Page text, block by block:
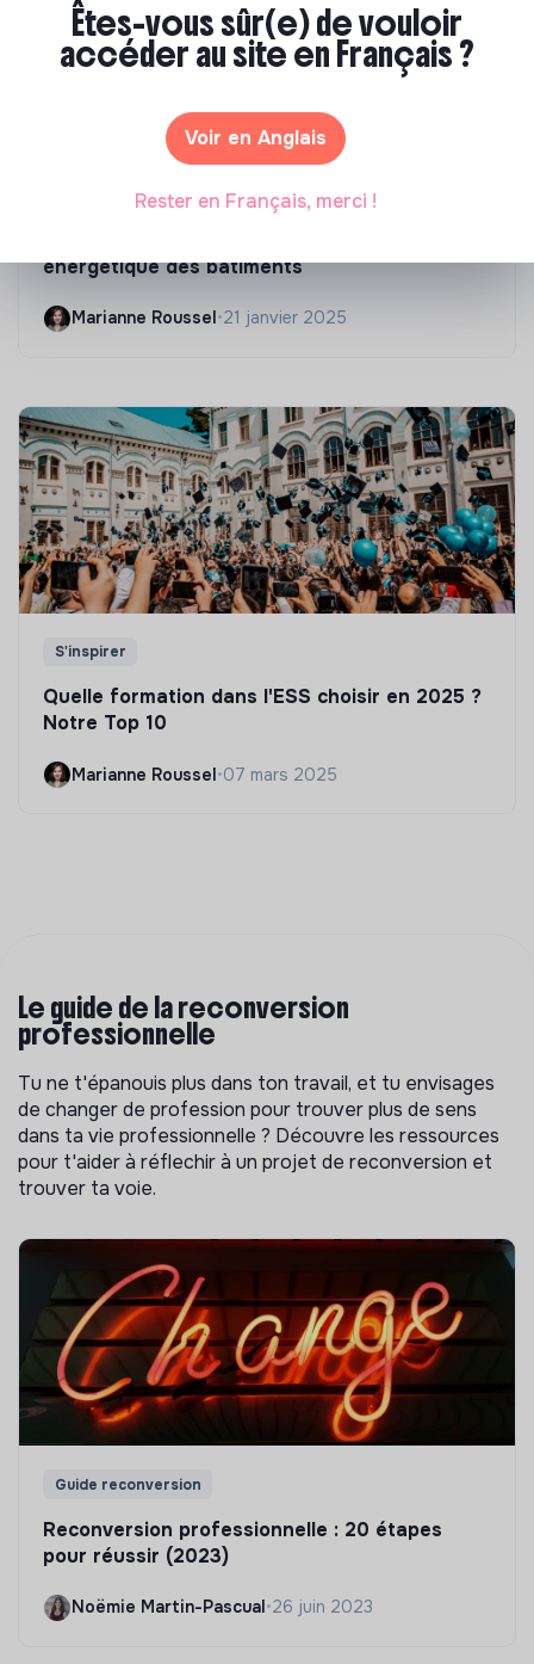
Compétences & formations
énergétique des bâtiments
Marianne Roussel•21 janvier 2025
S'inspirer
Quelle formation dans l'ESS choisir en 2025 ?
Notre Top 10
Marianne Roussel•07 mars 2025
Le guide de la reconversion
professionnelle
Tu ne t'épanouis plus dans ton travail, et tu envisages
de changer de profession pour trouver plus de sens
dans ta vie professionnelle ? Découvre les ressources
pour t'aider à réflechir à un projet de reconversion et
trouver ta voie.
Guide reconversion
Reconversion professionnelle : 20 étapes
pour réussir (2023)
Noëmie Martin-Pascual •26 juin 2023
Êtes-vous sûr(e) de vouloir
accéder au site en Français ?
Voir en Anglais
Rester en Français, merci !